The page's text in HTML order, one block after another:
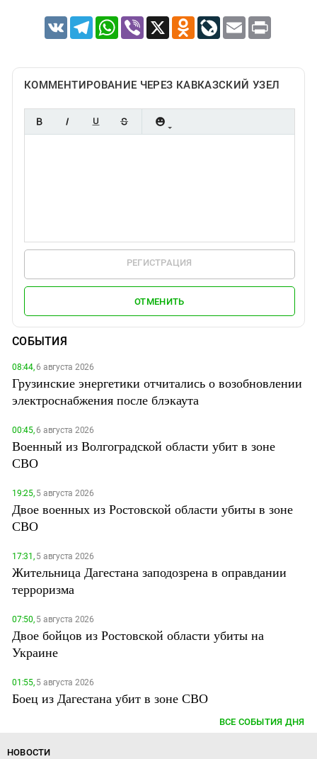
VK TelegramWhatsApp
Viber X Odnoklassniki
LiveJournal
Email Print
КОММЕНТИРОВАНИЕ ЧЕРЕЗ КАВКАЗСКИЙ УЗЕЛ
РЕГИСТРАЦИЯ
ОТМЕНИТЬ
СОБЫТИЯ
08:44,6 августа 2026
Грузинские энергетики отчитались о возобновлении
электроснабжения после блэкаута
00:45,6 августа 2026
Военный из Волгоградской области убит в зоне
СВО
19:25,5 августа 2026
Двое военных из Ростовской области убиты в зоне
СВО
17:31,5 августа 2026
Жительница Дагестана заподозрена в оправдании
терроризма
07:50,5 августа 2026
Двое бойцов из Ростовской области убиты на
Украине
01:55,5 августа 2026
Боец из Дагестана убит в зоне СВО
ВСЕ СОБЫТИЯ ДНЯ
НОВОСТИ